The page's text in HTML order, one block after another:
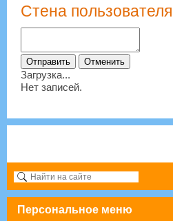
Стена пользователя
Загрузка...
Нет записей.
Персональное меню